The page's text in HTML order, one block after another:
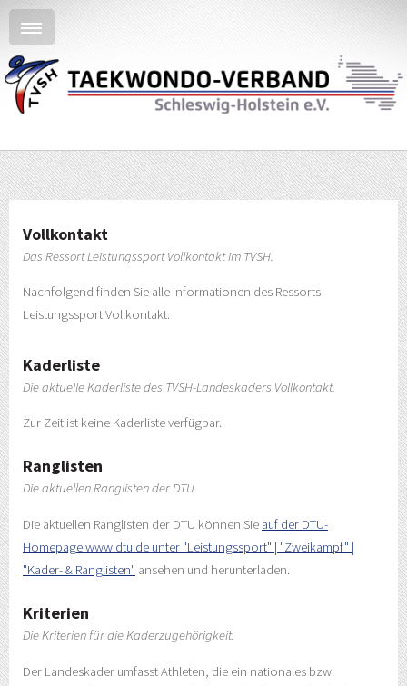
Vollkontakt
Das Ressort Leistungssport Vollkontakt im TVSH.
Nachfolgend finden Sie alle Informationen des Ressorts
Leistungssport Vollkontakt.
Kaderliste
Die aktuelle Kaderliste des TVSH-Landeskaders Vollkontakt.
Zur Zeit ist keine Kaderliste verfügbar.
Ranglisten
Die aktuellen Ranglisten der DTU.
Die aktuellen Ranglisten der DTU können Sie auf der DTU-
Homepage www.dtu.de unter "Leistungssport" | "Zweikampf" |
"Kader- & Ranglisten" ansehen und herunterladen.
Kriterien
Die Kriterien für die Kaderzugehörigkeit.
Der Landeskader umfasst Athleten, die ein nationales bzw.